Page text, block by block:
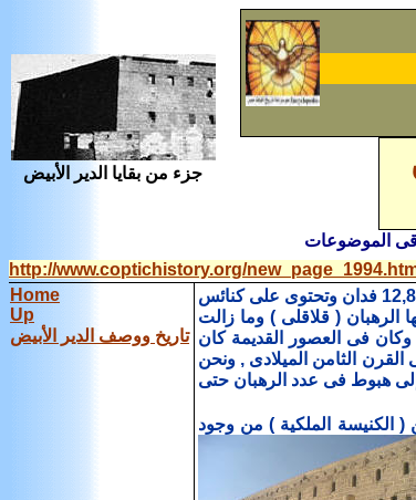
جزء من بقايا الدير الأبيض
الموضوعات
http://www.coptichistory.org/
Home
Up
تاريخ ووصف الدير الأبيض
مساحة 12,800 فدان وتحتوى على كنائس
الرهبان ( قلاقلى ) وما زالت
فى العصور القديمة كان
الثامن الميلادى , ونحن
هبوط فى عدد الرهبان حتى
أرمن ( الكنيسة الملكية ) من وجود